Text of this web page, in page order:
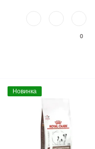
0
Новинка